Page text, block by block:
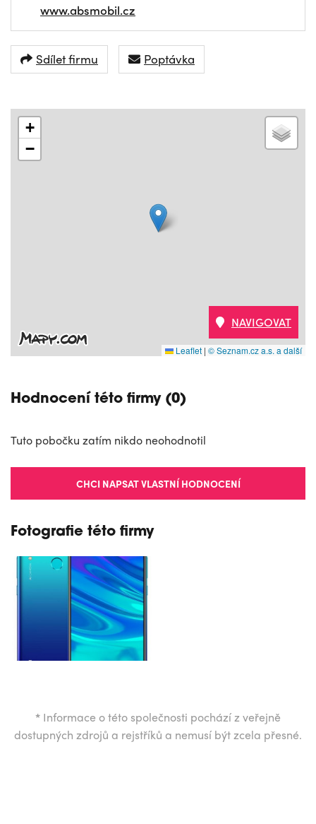
www.absmobil.cz
Sdílet firmu Poptávka
+
−
Leaflet | © Seznam.cz a.s. a další
NAVIGOVAT
Hodnocení této firmy (0)
Tuto pobočku zatím nikdo neohodnotil
CHCI NAPSAT VLASTNÍ HODNOCENÍ
Fotografie této firmy
* Informace o této společnosti pochází z veřejně
dostupných zdrojů a rejstříků a nemusí být zcela přesné.